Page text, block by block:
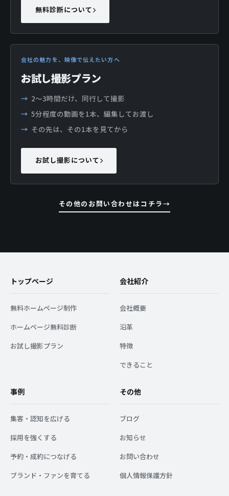
無料診断について
会社の魅力を、映像で伝えたい方へ
お試し撮影プラン
2〜3時間だけ、同行して撮影
5分程度の動画を1本、編集してお渡し
その先は、その1本を見てから
お試し撮影について
その他のお問い合わせはコチラ
トップページ
無料ホームページ制作
ホームページ無料診断
お試し撮影プラン
会社紹介
会社概要
沿革
特徴
できること
事例
集客・認知を広げる
採用を強くする
予約・成約につなげる
ブランド・ファンを育てる
その他
ブログ
お知らせ
お問い合わせ
個人情報保護方針